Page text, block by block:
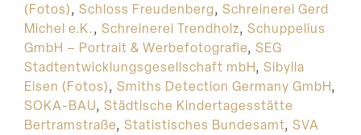
(Fotos), Schloss Freudenberg, Schreinerei Gerd
Michel e.K., Schreinerei Trendholz, Schuppelius
GmbH – Portrait & Werbefotografie, SEG
Stadtentwicklungsgesellschaft mbH, Sibylla
Eisen (Fotos), Smiths Detection Germany GmbH,
SOKA-BAU, Städtische Kindertagesstätte
Bertramstraße, Statistisches Bundesamt, SVA